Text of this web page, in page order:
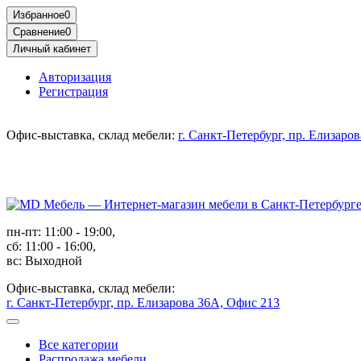
Избранное0
Сравнение0
Личный кабинет
Авторизация
Регистрация
Офис-выставка, склад мебели: г. Санкт-Петербург, пр.
пн-пт: 11:00 - 19:00,
сб: 11:00 - 16:00,
вс: Выходной
Офис-выставка, склад мебели:
г. Санкт-Петербург, пр. Елизарова 36А, Офис 213
Все категории